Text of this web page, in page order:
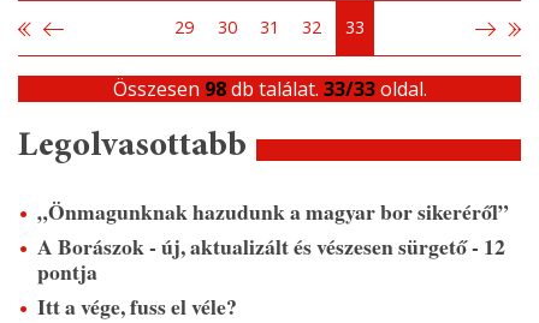
29 30 31 32 33
Összesen 98db találat. 33/33oldal.
Legolvasottabb
„Önmagunknak hazudunk a magyar bor sikeréről”
A Borászok - új, aktualizált és vészesen sürgető - 12
pontja
Itt a vége, fuss el véle?